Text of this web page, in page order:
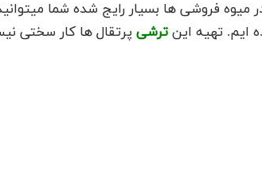
فروشی ها بسیار رایج شده شما
ایم. تهیه اینترشی پرتقال ها کار سختی